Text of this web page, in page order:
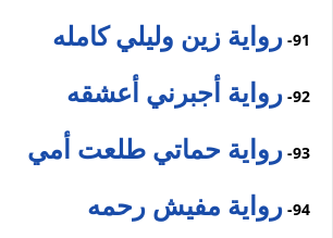
91- رواية زين وليلي كامله
92- رواية أجبرني أعشقه
93- رواية حماتي طلعت أمي
94- رواية مفيش رحمه